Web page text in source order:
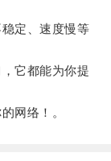
定、速度慢等
它都能为你提
网络！。